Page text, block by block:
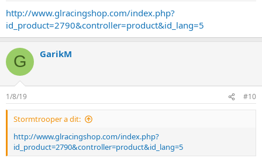
http://www.glracingshop.com/index.php?
id_product=2790&controller=product&id_lang=5
G GarikM
1/8/19 #10
Stormtrooper a dit:
http://www.glracingshop.com/index.php?
id_product=2790&controller=product&id_lang=5